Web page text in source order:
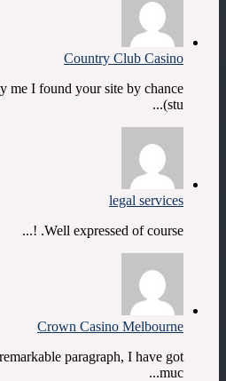
Country Club Casino
me I found your site by chance
(stu...
legal services
Well expressed of course. !...
Crown Casino Melbourne
paragraph, I have got
muc...